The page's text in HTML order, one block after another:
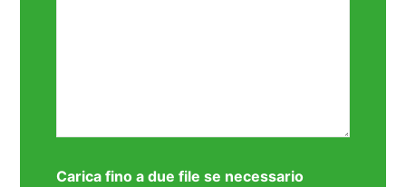
Carica fino a due file se necessario